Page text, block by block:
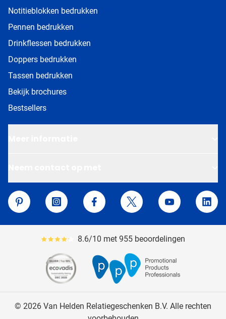
Notitieblokken bedrukken
Pennen bedrukken
Drinkflessen bedrukken
Doppers bedrukken
Tassen bedrukken
Bekijk brochures
Bestsellers
Van Helden Relatiegeschenken
Pinterest
Instagram Facebook Twitter YouTube
Gemiddeld reviewpercentage is 86
8.6/10 met 955 beoordelingen
© 2026 Van Helden Relatiegeschenken B.V. Alle rechten